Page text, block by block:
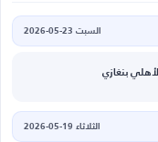
السبت 23-05-2026
الأهلي بنغازي
الثلاثاء 19-05-2026